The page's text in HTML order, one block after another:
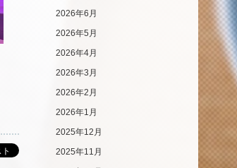
2026年6月
2026年5月
2026年4月
2026年3月
2026年2月
2026年1月
2025年12月
2025年11月